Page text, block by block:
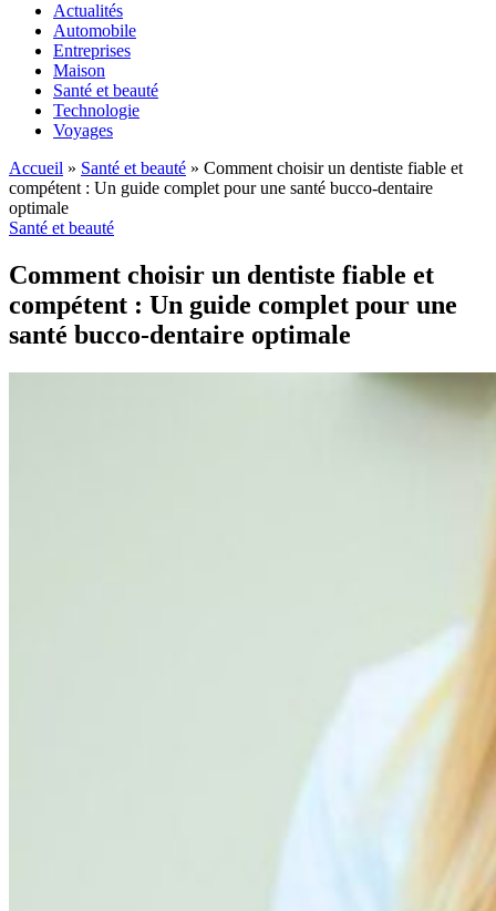
Actualités
Automobile
Entreprises
Maison
Santé et beauté
Technologie
Voyages
Accueil » Santé et beauté » Comment choisir un dentiste fiable et
compétent : Un guide complet pour une santé bucco-dentaire
optimale
Santé et beauté
Comment choisir un dentiste fiable et
compétent : Un guide complet pour une
santé bucco-dentaire optimale